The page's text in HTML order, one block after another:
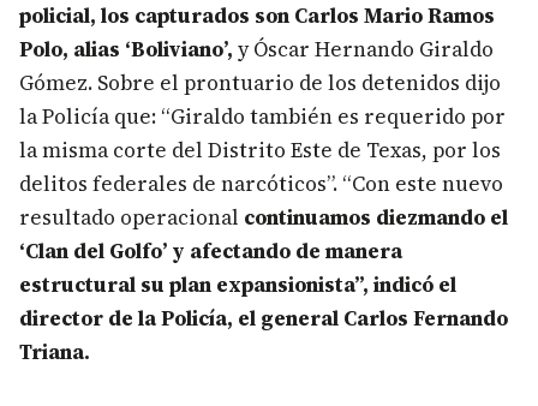
policial, los capturados son Carlos Mario Ramos
Polo, alias ‘Boliviano’, y Óscar Hernando Giraldo
Gómez. Sobre el prontuario de los detenidos dijo
la Policía que: “Giraldo también es requerido por
la misma corte del Distrito Este de Texas, por los
delitos federales de narcóticos”. “Con este nuevo
resultado operacional continuamos diezmando el
‘Clan del Golfo’ y afectando de manera
estructural su plan expansionista”, indicó el
director de la Policía, el general Carlos Fernando
Triana.